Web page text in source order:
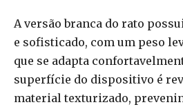
A versão branca do rato
e sofisticado, com um peso
que se adapta
superfície do dispositivo é
material texturizado,